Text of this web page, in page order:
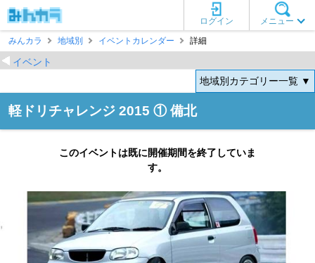
メニュー
ログイン
みんカラ
地域別 イベントカレンダー 詳細
イベント
地域別カテゴリー一覧 ▼
軽ドリチャレンジ 2015 ① 備北
このイベントは既に開催期間を終了していま
す。